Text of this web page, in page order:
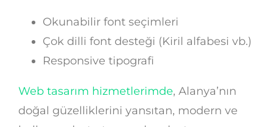
Okunabilir font seçimleri
Çok dilli font desteği (Kiril alfabesi vb.)
Responsive tipografi
Web tasarım hizmetlerimde, Alanya’nın
doğal güzelliklerini yansıtan, modern ve